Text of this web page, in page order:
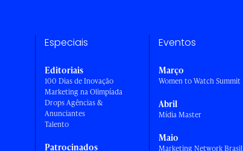
Especiais
Editoriais
100 Dias de Inovação
Marketing na Olimpíada
Drops Agências &
Anunciantes
Talento
Patrocinados
Eventos
Março
Women to Watch Summit
Abril
Mídia Master
Maio
Marketing Network Brasil